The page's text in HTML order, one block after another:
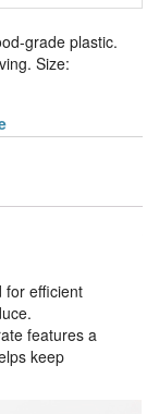
grade plastic.
Size:
for efficient
features a
keep